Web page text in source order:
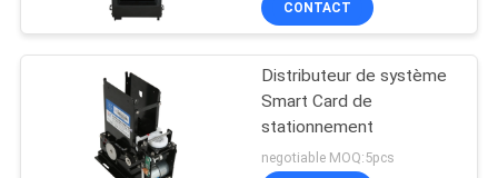
CONTACT
Distributeur de système
Smart Card de
stationnement
negotiable MOQ:5pcs